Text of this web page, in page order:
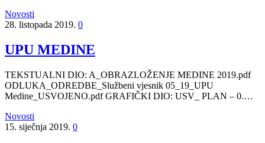
Novosti
28. listopada 2019. 0
UPU MEDINE
TEKSTUALNI DIO: A_OBRAZLOŽENJE MEDINE 2019.pdf
ODLUKA_ODREDBE_Službeni vjesnik 05_19_UPU
Medine_USVOJENO.pdf GRAFIČKI DIO: USV_ PLAN – 0.…
Novosti
15. siječnja 2019. 0